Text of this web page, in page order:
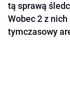
tą sprawą
Wobec 2 z
tymczasowy